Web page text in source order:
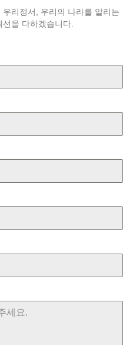
리정서, 우리의 나라를 알리는
을 다하겠습니다.